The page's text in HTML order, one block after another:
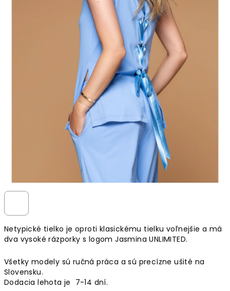
Netypické tielko je oproti klasickému tielku voľnejšie a má
dva vysoké rázporky s logom Jasmina UNLIMITED.
Všetky modely sú ručná práca a sú precízne ušité na
Slovensku.
Dodacia lehota je 7-14 dní.